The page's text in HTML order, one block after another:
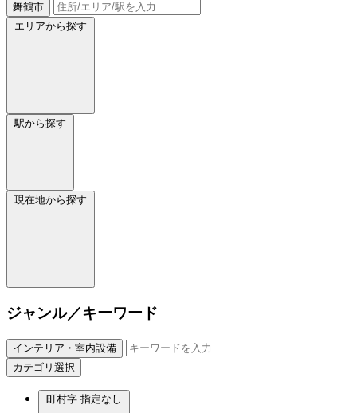
舞鶴市
エリアから探す
駅から探す
現在地から探す
ジャンル／キーワード
インテリア・室内設備
カテゴリ選択
町村字 指定なし